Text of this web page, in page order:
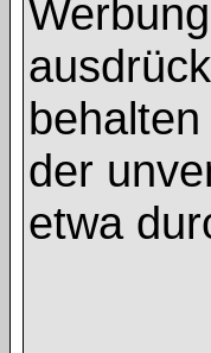
der
etwa